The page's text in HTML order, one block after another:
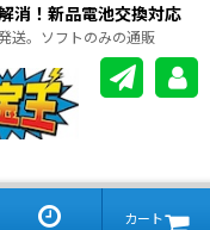
消！新品電池交換対応
送。ソフトのみの通販
カート